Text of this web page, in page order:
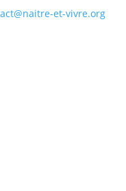
et-vivre.org